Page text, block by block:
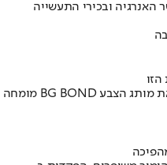
ובכירי התעשייה